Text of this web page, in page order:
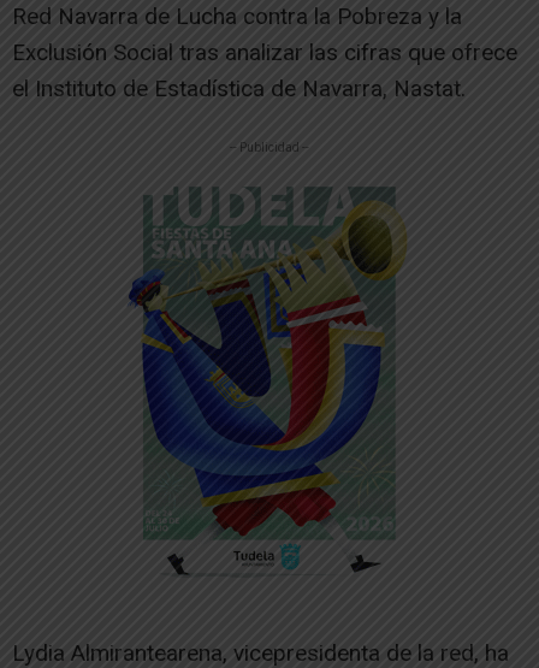
Red Navarra de Lucha contra la Pobreza y la
Exclusión Social tras analizar las cifras que ofrece
el Instituto de Estadística de Navarra, Nastat.
-- Publicidad --
Lydia Almirantearena, vicepresidenta de la red, ha